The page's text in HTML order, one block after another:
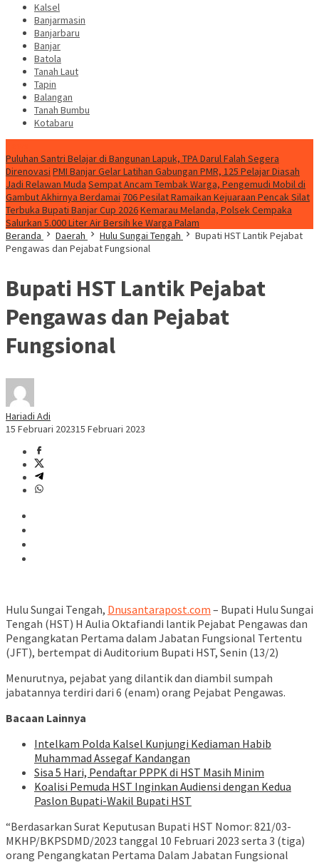
Kalsel
Banjarmasin
Banjarbaru
Banjar
Batola
Tanah Laut
Tapin
Balangan
Tanah Bumbu
Kotabaru
Puluhan Santri Belajar di Bangunan Lapuk, TPA Darul Falah Segera
Direnovasi PMI Banjar Gelar Latihan Gabungan PMR, 125 Pelajar Diasah
Jadi Relawan Muda Sempat Ancam Tembak Warga, Pengemudi Mobil di
Gambut Akhirnya Berdamai 706 Pesilat Ramaikan Kejuaraan Pencak Silat
Terbuka Bupati Banjar Cup 2026Kemarau Melanda, Polsek Cempaka
Salurkan 5.000 Liter Air Bersih ke Warga Palam
Beranda
Daerah Hulu Sungai Tengah
Bupati HST Lantik Pejabat
Pengawas dan Pejabat Fungsional
Bupati HST Lantik Pejabat
Pengawas dan Pejabat
Fungsional
Hariadi Adi
15 Februari 202315 Februari 2023
Hulu Sungai Tengah, Dnusantarapost.com – Bupati Hulu Sungai
Tengah (HST) H Aulia Oktafiandi lantik Pejabat Pengawas dan
Pengangkatan Pertama dalam Jabatan Fungsional Tertentu
(JFT), bertempat di Auditorium Bupati HST, Senin (13/2)
Menurutnya, pejabat yang dilantik dan diambil sumpah
jabatannya terdiri dari 6 (enam) orang Pejabat Pengawas.
Bacaan Lainnya
Intelkam Polda Kalsel Kunjungi Kediaman Habib
Muhammad Assegaf Kandangan
Sisa 5 Hari, Pendaftar PPPK di HST Masih Minim
Koalisi Pemuda HST Inginkan Audiensi dengan Kedua
Paslon Bupati-Wakil Bupati HST
“Berdasarkan Surat Keputusan Bupati HST Nomor: 821/03-
MKHP/BKPSDMD/2023 tanggal 10 Februari 2023 serta 3 (tiga)
orang Pengangkatan Pertama Dalam Jabatan Fungsional